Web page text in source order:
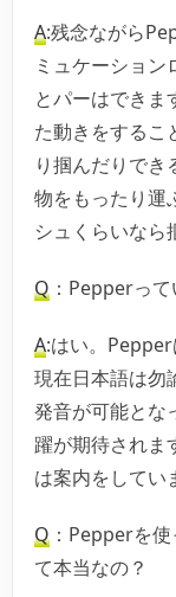
A:残念ながら
ミュケーショ
とパーはできま
た動きをするこ
り掴んだりでき
物をもったり運
シュくらいなら
Q ：Pepperっ
A:はい。Pepper
現在日本語は勿
発音が可能とな
躍が期待されま
は案内をしてい
Q ：Pepperを
て本当なの？